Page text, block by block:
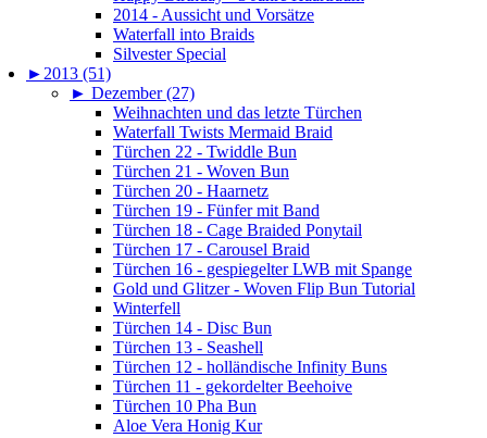
2014 - Aussicht und Vorsätze
Waterfall into Braids
Silvester Special
► 2013 (51)
► Dezember (27)
Weihnachten und das letzte Türchen
Waterfall Twists Mermaid Braid
Türchen 22 - Twiddle Bun
Türchen 21 - Woven Bun
Türchen 20 - Haarnetz
Türchen 19 - Fünfer mit Band
Türchen 18 - Cage Braided Ponytail
Türchen 17 - Carousel Braid
Türchen 16 - gespiegelter LWB mit Spange
Gold und Glitzer - Woven Flip Bun Tutorial
Winterfell
Türchen 14 - Disc Bun
Türchen 13 - Seashell
Türchen 12 - holländische Infinity Buns
Türchen 11 - gekordelter Beehoive
Türchen 10 Pha Bun
Aloe Vera Honig Kur